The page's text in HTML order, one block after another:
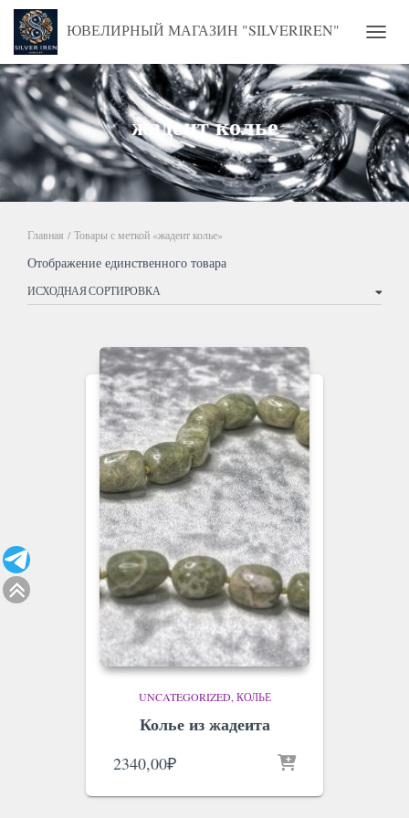
ЮВЕЛИРНЫЙ МАГАЗИН "SILVERIREN"
жадеит колье
Главная / Товары с меткой «жадеит колье»
Отображение единственного товара
UNCATEGORIZED КОЛЬЕ
Колье из жадеита
2340,00₽